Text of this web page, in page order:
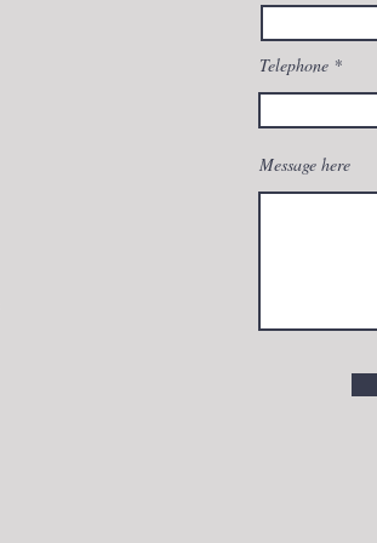
Telephone
Message here